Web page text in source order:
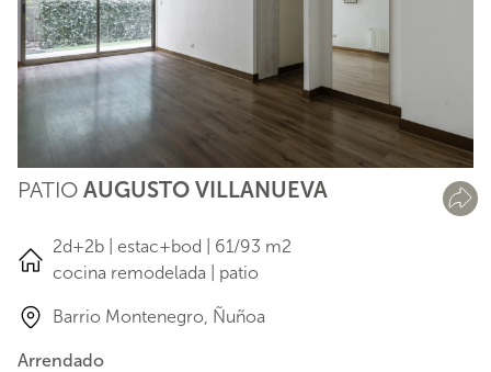
PATIO AUGUSTO VILLANUEVA
2d+2b | estac+bod | 61/93 m2
cocina remodelada | patio
Barrio Montenegro, Ñuñoa
Arrendado